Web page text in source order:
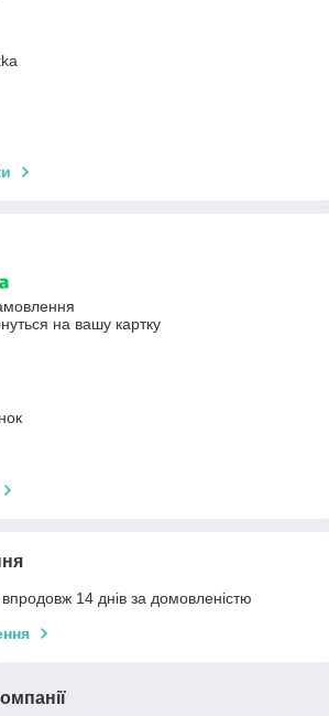
на вашу картку
14 днів за домовленістю